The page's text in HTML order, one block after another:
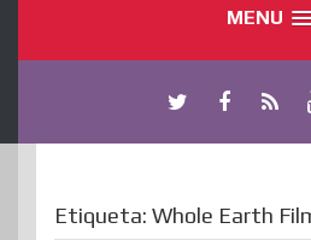
MENU
Etiqueta: Whole Earth